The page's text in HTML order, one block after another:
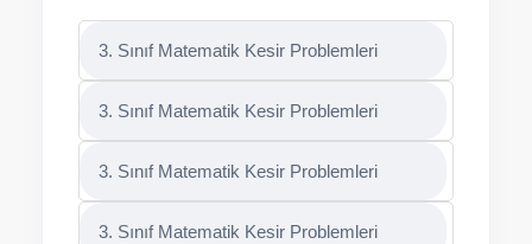
3. Sınıf Matematik Kesir Problemleri
3. Sınıf Matematik Kesir Problemleri
3. Sınıf Matematik Kesir Problemleri
3. Sınıf Matematik Kesir Problemleri